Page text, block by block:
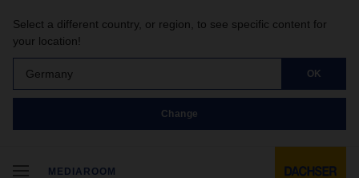
Select a different country, or region, to see specific content for
your location!
Germany OK
Change
MEDIAROOM